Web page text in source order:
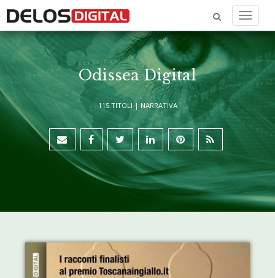
Menu
Odissea Digital
115 TITOLI | NARRATIVA